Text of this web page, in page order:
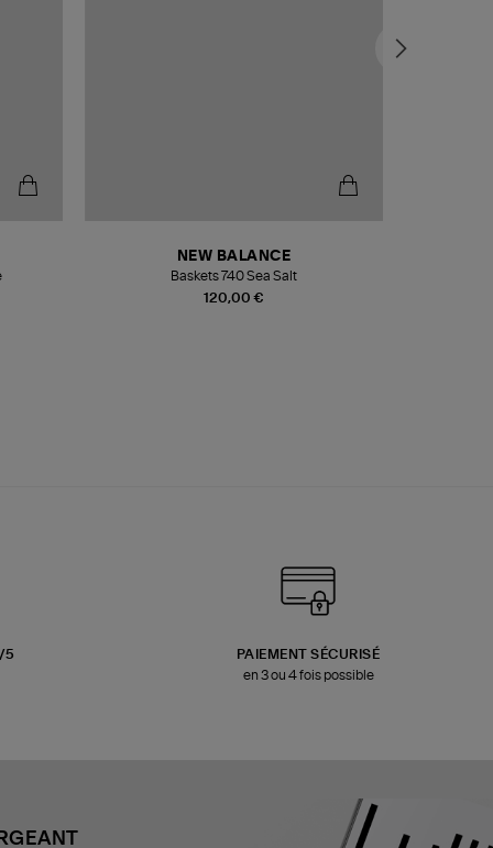
120,00 €
NEW BALANCE
Baskets 740 Sea Salt
5
PAIEMENT SÉCURISÉ
en 3 ou 4 fois possible